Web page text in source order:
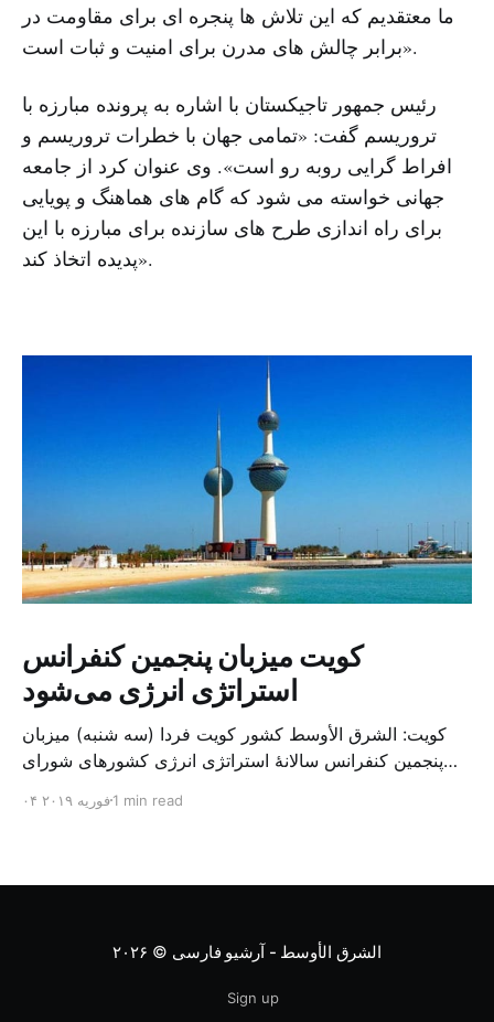
ما معتقدیم که این تلاش ها پنجره ای برای مقاومت در
برابر چالش های مدرن برای امنیت و ثبات است».
رئیس جمهور تاجیکستان با اشاره به پرونده مبارزه با
تروریسم گفت: «تمامی جهان با خطرات تروریسم و
افراط گرایی روبه رو است». وی عنوان کرد از جامعه
جهانی خواسته می شود که گام های هماهنگ و پویایی
برای راه اندازی طرح های سازنده برای مبارزه با این
پدیده اتخاذ کند».
کویت میزبان پنجمین کنفرانس
استراتژی انرژی می‌شود
کویت: الشرق الأوسط کشور کویت فردا (سه شنبه) میزبان
پنجمین کنفرانس سالانهٔ استراتژی انرژی کشورهای شورای
متخصص از شرکت‌های جهانی نفت و گاز در این کنفرانس
۰۴ فوریه ۲۰۱۹1 min read
الشرق الأوسط - آرشیو فارسی © ۲۰۲۶
Sign up